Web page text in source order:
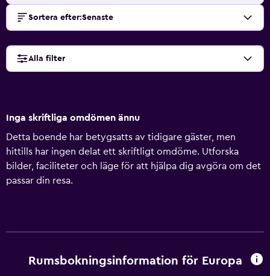
Sortera efter:Senaste
Alla filter
Inga skriftliga omdömen ännu
Detta boende har betygsatts av tidigare gäster, men
hittills har ingen delat ett skriftligt omdöme. Utforska
bilder, faciliteter och läge för att hjälpa dig avgöra om det
passar din resa.
Rumsbokningsinformation för Europa